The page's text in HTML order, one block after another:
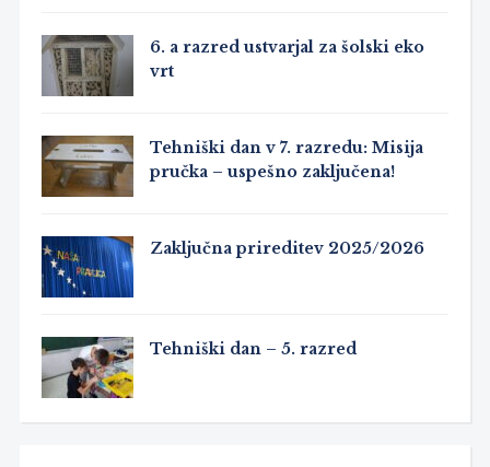
6. a razred ustvarjal za šolski eko
vrt
Tehniški dan v 7. razredu: Misija
pručka – uspešno zaključena!
Zaključna prireditev 2025/2026
Tehniški dan – 5. razred